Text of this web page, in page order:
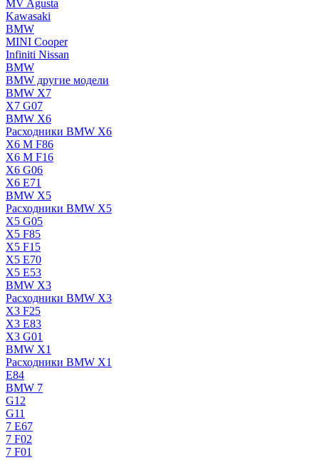
MV Agusta
Kawasaki
BMW
MINI Cooper
Infiniti Nissan
BMW
BMW другие модели
BMW X7
X7 G07
BMW X6
Расходники BMW X6
X6 M F86
X6 M F16
X6 G06
X6 E71
BMW X5
Расходники BMW X5
X5 G05
X5 F85
X5 F15
X5 E70
X5 E53
BMW X3
Расходники BMW X3
X3 F25
X3 E83
X3 G01
BMW X1
Расходники BMW X1
E84
BMW 7
G12
G11
7 Е67
7 F02
7 F01